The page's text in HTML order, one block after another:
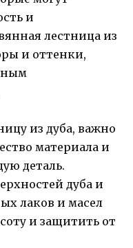
и
лестница из
и оттенки,
из дуба, важно
материала и
деталь.
дуба и
лаков и масел
и защитить от